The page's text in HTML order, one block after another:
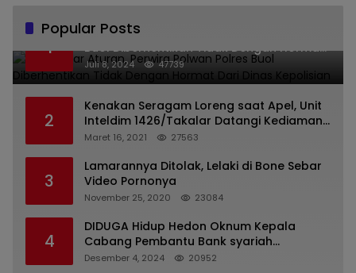
Popular Posts
1
Melanggar Aturan, Perwira Polwan Polres
Buol Diberhentikan Tidak Dengan Hormat
Dari Dinas Kepolisian
Juli 8, 2024 47739
2
Kenakan Seragam Loreng saat Apel, Unit
Inteldim 1426/Takalar Datangi Kediaman
Kasatpol PP
Maret 16, 2021 27563
3
Lamarannya Ditolak, Lelaki di Bone Sebar
Video Pornonya
November 25, 2020 23084
4
DIDUGA Hidup Hedon Oknum Kepala
Cabang Pembantu Bank syariah
Indonesia Unit Hasan Basri di Banjarmasin
Desember 4, 2024 20952